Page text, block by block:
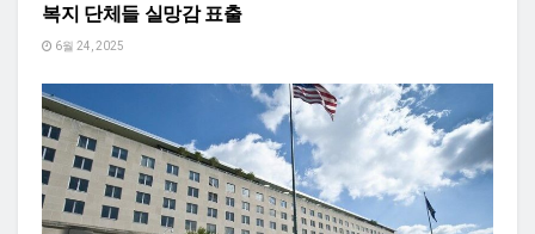
복지 단체들 실망감 표출
6월 24, 2025